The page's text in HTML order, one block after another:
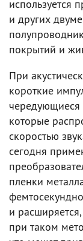
используется
и других
покрытий и
При
короткие
чередующиеся
которые
скоростью
сегодня
пленки
и
при таком